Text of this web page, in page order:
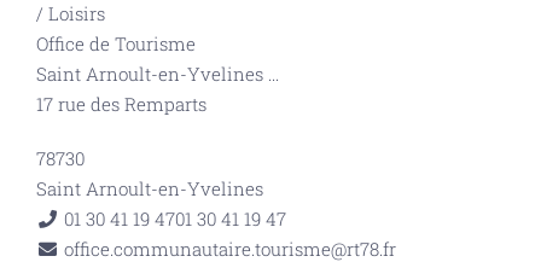
/ Loisirs
Office de Tourisme
Saint Arnoult-en-Yvelines ...
17 rue des Remparts
78730
Saint Arnoult-en-Yvelines
01 30 41 19 4701 30 41 19 47
office.communautaire.tourisme@rt78.fr